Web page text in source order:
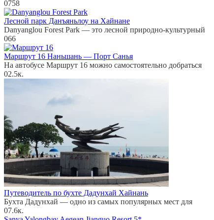
0758
Лесной парк Данъяньлоу на Хайнане
Danyanglou Forest Park — это лесной природно-культурный
066
Маршрут 16 Наньшань — Порт Санья
На автобусе Маршрут 16 можно самостоятельно добраться
02.5к.
Путеводитель по бухте Дадунхай Хайнань
Бухта Дадунхай — одно из самых популярных мест для
07.6к.